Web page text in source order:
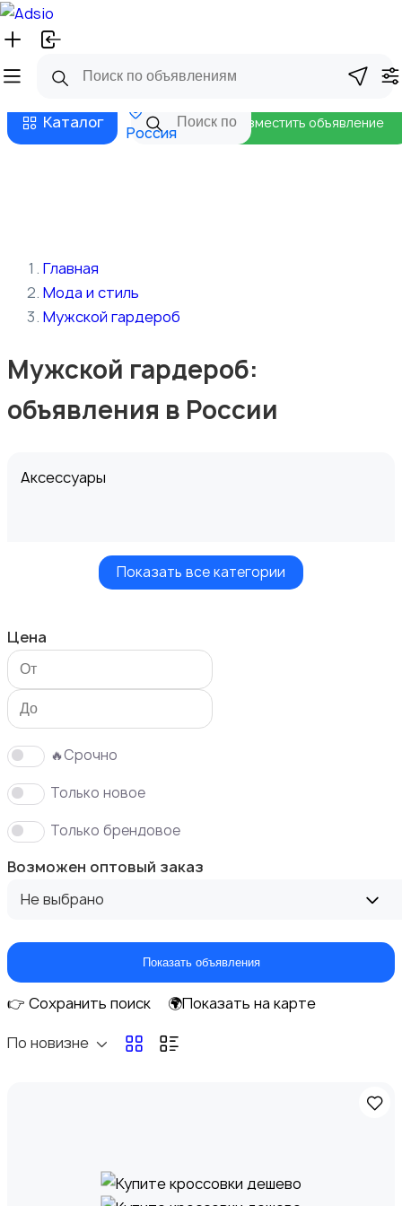
Русский
Бизнес тарифы
Каталог
Россия
Разместить объявление
Главная
Мода и стиль
Мужской гардероб
Мужской гардероб:
объявления в России
Аксессуары
Домашняя одежда
Комбинезоны
Показать все категории
Цена
🔥Срочно
Только новое
Только брендовое
Возможен оптовый заказ
Не выбрано
Показать объявления
👉 Сохранить поиск
🌍Показать на карте
По новизне